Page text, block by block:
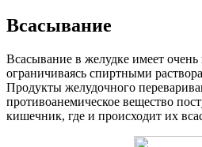
Всасывание
Всасывание в желудке имеет
ограничиваясь спиртными
Продукты желудочного
противоанемическое вещество
кишечник, где и происходит их